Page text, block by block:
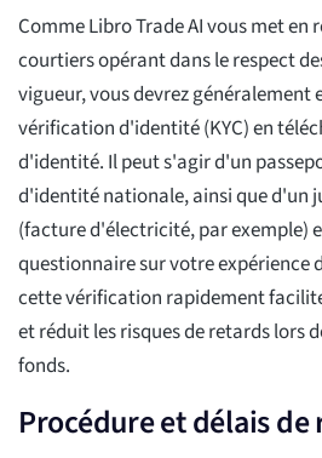
Comme Libro Trade AI vous met en
courtiers opérant dans le respect
vigueur, vous devrez généralement
vérification d'identité (KYC) en
d'identité. Il peut s'agir d'un
d'identité nationale, ainsi que d'un
(facture d'électricité, par exemple)
questionnaire sur votre expérience
cette vérification rapidement
et réduit les risques de retards lors
fonds.
Procédure et délais